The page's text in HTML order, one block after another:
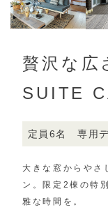
贅沢な広
SUITE
定員6名 専用
大きな窓からやさ
ン。限定2棟の特
雅な時間を。